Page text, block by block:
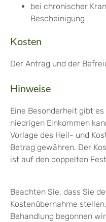
bei chronischer
Bescheinigung
Kosten
Der Antrag und der
Hinweise
Eine Besonderheit gibt
niedrigen Einkommen
Vorlage des Heil- und
Betrag gewähren. Der
ist auf den doppelten
Beachten Sie, dass Sie
Kostenübernahme
Behandlung begonnen